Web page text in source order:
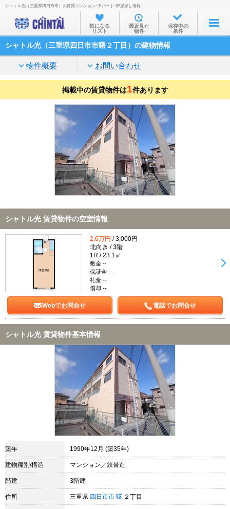
お部屋を探す
沿線・駅から
住所から
家賃相場から
通勤通学時間から
物件特集から
不動産会社から
TOP
シャトル光（三重県四日市市）の賃貸マンション･アパート･部屋探し情報
気になる
リスト
最近見た
物件
保存中の
条件
シャトル光（三重県四日市市曙２丁目）の建物情報
物件概要 お問い合わせ
掲載中の賃貸物件は1件あります
シャトル光 賃貸物件の空室情報
2.6万円 / 3,000円
北向き / 3階
1R / 23.1㎡
敷金 --
保証金 --
礼金 --
償却 --
Webでお問合せ 電話でお問合せ
シャトル光 賃貸物件基本情報
築年 1990年12月 (築35年)
建物種別/構造 マンション／鉄骨造
階建 3階建
住所 三重県 四日市市 曙 ２丁目